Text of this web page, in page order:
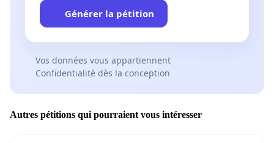
Générer la pétition
Vos données vous appartiennent
Confidentialité dès la conception
Autres pétitions qui pourraient vous intéresser